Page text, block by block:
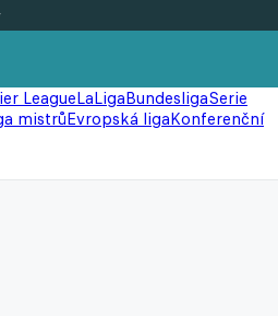
LeagueLaLigaBundesligaSerie
mistrůEvropská ligaKonferenční